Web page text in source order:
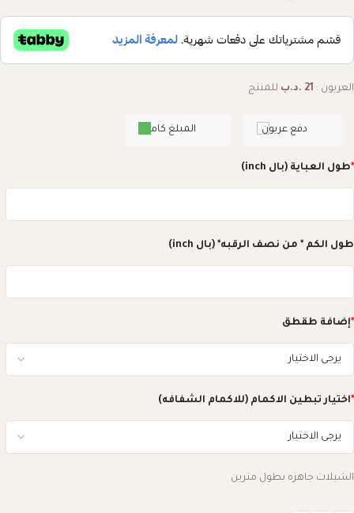
العربون : 21 .د.ب للمنتج
المبلغ كامل دفع عربون
*طول العباية (بال inch)
طول الكم * من نصف الرقبه* (بال inch)
*إضافة طقطق
*اختيار تبطين الاكمام (للاكمام الشفافه)
الشيلات جاهزه بطول مترين